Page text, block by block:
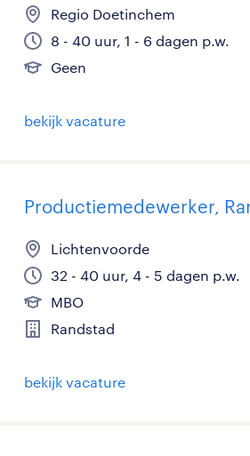
Regio Doetinchem
8 - 40 uur, 1 - 6 dagen p.w.
Geen
bekijk vacature
Productiemedewerker,
Lichtenvoorde
32 - 40 uur, 4 - 5 dagen p.w.
MBO
Randstad
bekijk vacature